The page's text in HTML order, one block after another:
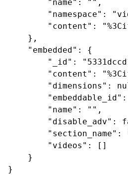
        "name": "",
"namespace":
"content":
    },
    "embedded": {
"_id":
"content":
"dimensions":
"embeddable_id":
        "name": "",
"disable_adv":
"section_name":
        "videos": []
    }
}